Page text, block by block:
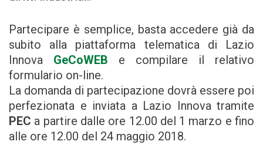
Partecipare è semplice, basta accedere già da
subito alla piattaforma telematica di Lazio
Innova GeCoWEB e compilare il relativo
formulario on-line.
La domanda di partecipazione dovrà essere poi
perfezionata e inviata a Lazio Innova tramite
PEC a partire dalle ore 12.00 del 1 marzo e fino
alle ore 12.00 del 24 maggio 2018.